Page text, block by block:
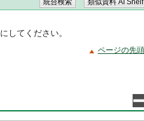
してください。
ページの先